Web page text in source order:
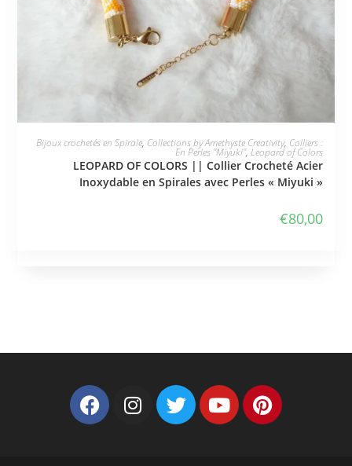
JE L'ADOPTE
Bijoux crochetés en Spirale, Collections by Amethyste Creativity, Colliers :
En Perles "Miyuki", Leopard of Colors
LEOPARD OF COLORS || Collier Crocheté Acier
Inoxydable en Spirales avec Perles « Miyuki »
€80,00